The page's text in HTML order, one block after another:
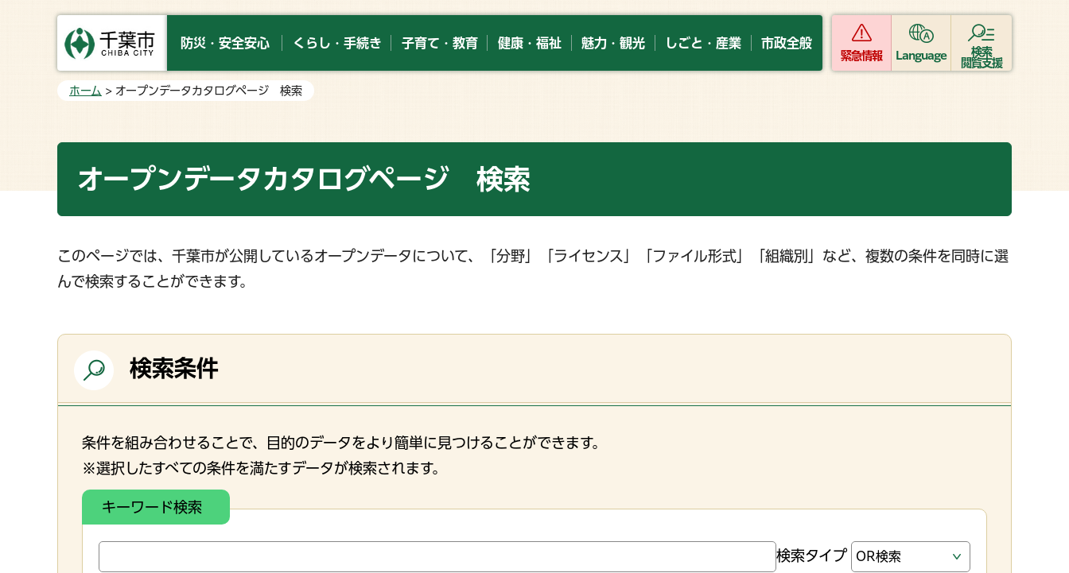
防災・安全安心 くらし・手続き 子育て・教育 健康・福祉 魅力・観光 しごと・産業 市政全般
緊急情報 Language
検索
閲覧支援
ホーム > オープンデータカタログページ 検索
オープンデータカタログページ 検索
このページでは、千葉市が公開しているオープンデータについて、「分野」「ライセンス」「ファイル形式」「組織別」など、複数の条件を同時に選
んで検索することができます。
検索条件
条件を組み合わせることで、目的のデータをより簡単に見つけることができます。
※選択したすべての条件を満たすデータが検索されます。
キーワード検索
検索タイプ